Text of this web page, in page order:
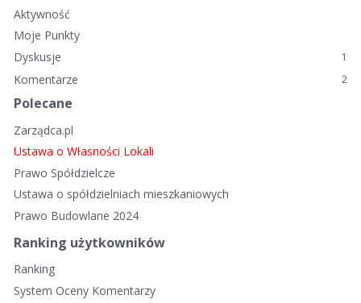
Aktywność
Moje Punkty
Dyskusje
1
Komentarze 2
Polecane
Zarządca.pl
Ustawa o Własności Lokali
Prawo Spółdzielcze
Ustawa o spółdzielniach mieszkaniowych
Prawo Budowlane 2024
Ranking użytkowników
Ranking
System Oceny Komentarzy